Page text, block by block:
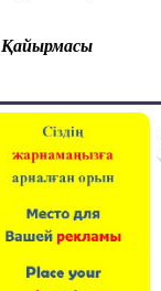
Қайырмасы